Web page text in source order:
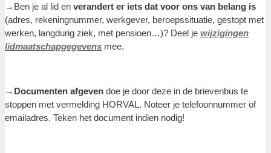
→Ben je al lid en verandert er iets dat voor ons van belang is
(adres, rekeningnummer, werkgever, beroepssituatie, gestopt met
werken, langdurig ziek, met pensioen…)? Deel je wijzigingen
lidmaatschapgegevens mee.
→Documenten afgeven doe je door deze in de brievenbus te
stoppen met vermelding HORVAL. Noteer je telefoonnummer of
emailadres. Teken het document indien nodig!